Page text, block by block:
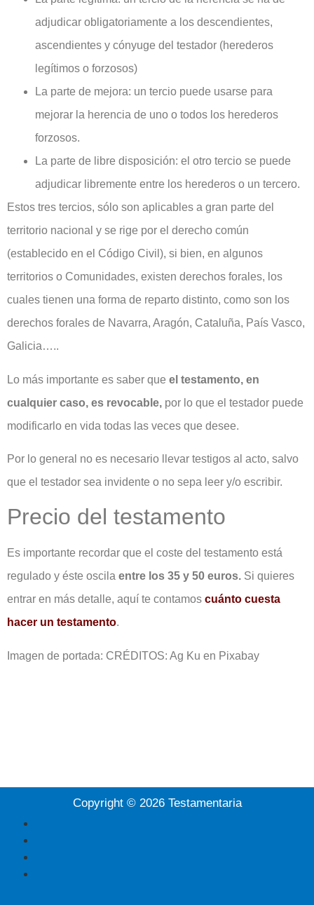
adjudicar obligatoriamente a los descendientes,
ascendientes y cónyuge del testador (herederos
legítimos o forzosos)
La parte de mejora: un tercio puede usarse para
mejorar la herencia de uno o todos los herederos
forzosos.
La parte de libre disposición: el otro tercio se puede
adjudicar libremente entre los herederos o un tercero.
Estos tres tercios, sólo son aplicables a gran parte del
territorio nacional y se rige por el derecho común
(establecido en el Código Civil), si bien, en algunos
territorios o Comunidades, existen derechos forales, los
cuales tienen una forma de reparto distinto, como son los
derechos forales de Navarra, Aragón, Cataluña, País Vasco,
Galicia…..
Lo más importante es saber que el testamento, en
cualquier caso, es revocable, por lo que el testador puede
modificarlo en vida todas las veces que desee.
Por lo general no es necesario llevar testigos al acto, salvo
que el testador sea invidente o no sepa leer y/o escribir.
Precio del testamento
Es importante recordar que el coste del testamento está
regulado y éste oscila entre los 35 y 50 euros. Si quieres
entrar en más detalle, aquí te contamos cuánto cuesta
hacer un testamento.
Imagen de portada: CRÉDITOS: Ag Ku en Pixabay
Copyright © 2026 Testamentaria